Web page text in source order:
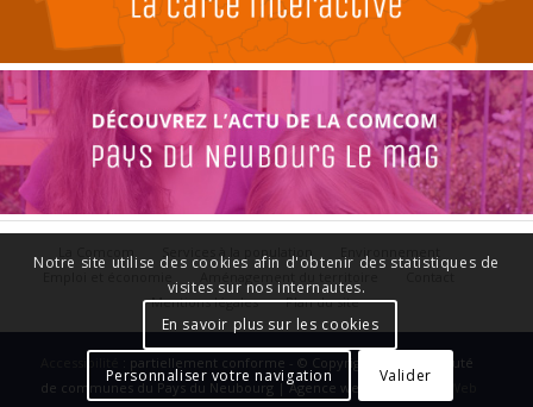
Contact
Mentions légales
Plan du site
: partiellement conforme - © Copyright - Communauté
de communes du Pays du Neubourg | Agence web :
Notre site utilise des cookies afin d'obtenir des statistiques de
visites sur nos internautes.
En savoir plus sur les cookies
Personnaliser votre navigation Valider